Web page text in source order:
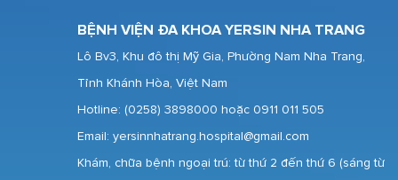
BỆNH VIỆN ĐA KHOA YERSIN NHA TRANG
Lô Bv3, Khu đô thị Mỹ Gia, Phường Nam Nha Trang,
Tỉnh Khánh Hòa, Việt Nam
Hotline: (0258) 3898000 hoặc 0911 011 505
Email: yersinnhatrang.hospital@gmail.com
Khám, chữa bệnh ngoại trú: từ thứ 2 đến thứ 6 (sáng từ